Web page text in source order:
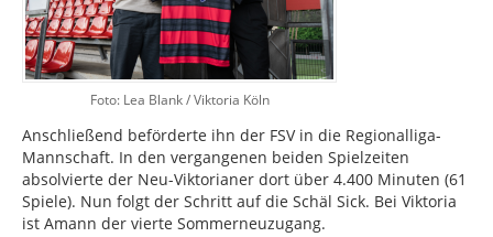
Foto: Lea Blank / Viktoria Köln
Anschließend beförderte ihn der FSV in die Regionalliga-
Mannschaft. In den vergangenen beiden Spielzeiten
absolvierte der Neu-Viktorianer dort über 4.400 Minuten (61
Spiele). Nun folgt der Schritt auf die Schäl Sick. Bei Viktoria
ist Amann der vierte Sommerneuzugang.